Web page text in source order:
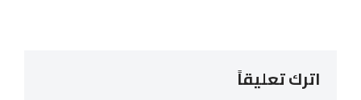
اترك تعليقاً